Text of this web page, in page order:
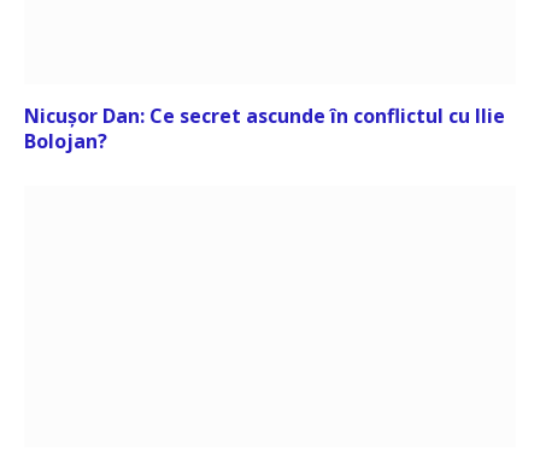
Nicușor Dan: Ce secret ascunde în conflictul cu Ilie
Bolojan?